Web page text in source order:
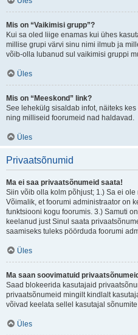
Mis on “Vaikimisi grupp”?
Kui sa oled liige enamas kui ühes
millise grupi värvi sinu nimi ilmub ja
võib-olla lubanud sul vaikimisi gruppi
Üles
Mis on “Meeskond” link?
See lehekülg sisaldab infot, näiteks
ning milliseid foorumeid nad haldavad.
Üles
Privaatsõnumid
Ma ei saa privaatsõnumeid saata!
Siin võib olla kolm põhjust; 1.) Sa ei
Võimalik, et foorumi administraator on
funktsiooni kogu foorumis. 3.) Samuti
keelanud just Sinul saata
saamiseks tuleks pöörduda foorumi
Üles
Ma saan soovimatuid
Saad blokeerida kasutajaid
privaatsõnumeid mingilt kindlalt
võivad keelata sellel kasutajal
Üles